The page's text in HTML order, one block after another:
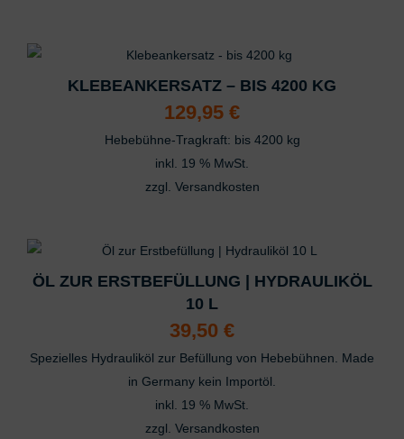
KLEBEANKERSATZ – BIS 4200 KG
129,95 €
Hebebühne-Tragkraft: bis 4200 kg
inkl. 19 % MwSt.
zzgl. Versandkosten
ÖL ZUR ERSTBEFÜLLUNG | HYDRAULIKÖL
10 L
39,50 €
Spezielles Hydrauliköl zur Befüllung von Hebebühnen. Made
in Germany kein Importöl.
inkl. 19 % MwSt.
zzgl. Versandkosten